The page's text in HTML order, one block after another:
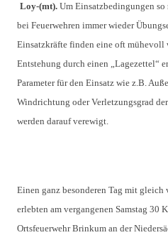
Loy-(mt). Um Einsatzbedingungen
bei Feuerwehren immer wieder
Einsatzkräfte finden eine oft mühevoll
Entstehung durch einen „Lagezettel“
Parameter für den Einsatz wie z.B.
Windrichtung oder Verletzungsgrad
werden darauf verewigt.
Einen ganz besonderen Tag mit
erlebten am vergangenen Samstag 30
Ortsfeuerwehr Brinkum an der